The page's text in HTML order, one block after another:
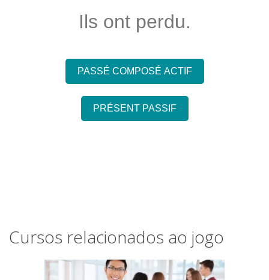
Ils ont perdu.
PASSÉ COMPOSÉ ACTIF
PRÉSENT PASSIF
Cursos relacionados ao jogo